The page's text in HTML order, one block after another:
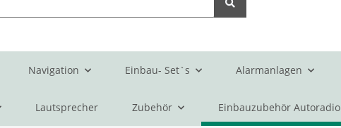
Navigation Einbau- Set`s Alarmanlagen
Lautsprecher Zubehör Einbauzubehör Autoradio